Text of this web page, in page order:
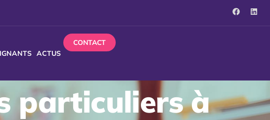
ACTUS
CONTACT
particuliers à